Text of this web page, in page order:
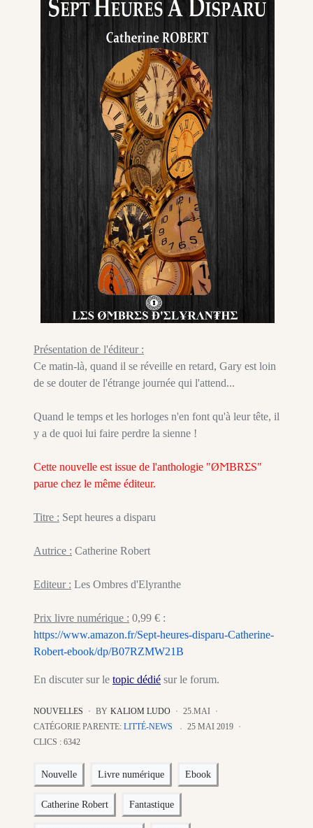
Présentation de l'éditeur :
Ce matin-là, quand il se réveille en retard, Gary est loin
de se douter de l'étrange journée qui l'attend...
Quand le temps et les horloges n'en font qu'à leur tête, il
y a de quoi lui faire perdre la sienne !
Cette nouvelle est issue de l'anthologie "ØϺBɌΣS"
parue chez le même éditeur.
Titre : Sept heures a disparu
Autrice : Catherine Robert
Editeur : Les Ombres d'Elyranthe
Prix livre numérique : 0,99 € :
https://www.amazon.fr/Sept-heures-disparu-Catherine-
Robert-ebook/dp/B07RZMW21B
En discuter sur le topic dédié sur le forum.
NOUVELLES BY KALIOM LUDO
25.MAI
CATÉGORIE PARENTE: LITTÉ-NEWS
25 MAI 2019
CLICS : 6342
Nouvelle Livre numérique Ebook
Catherine Robert Fantastique